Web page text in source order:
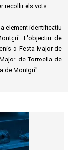
recollir els vots.
element identificatiu
L'objectiu de
o Festa Major de
de Torroella de
de Montgrí".